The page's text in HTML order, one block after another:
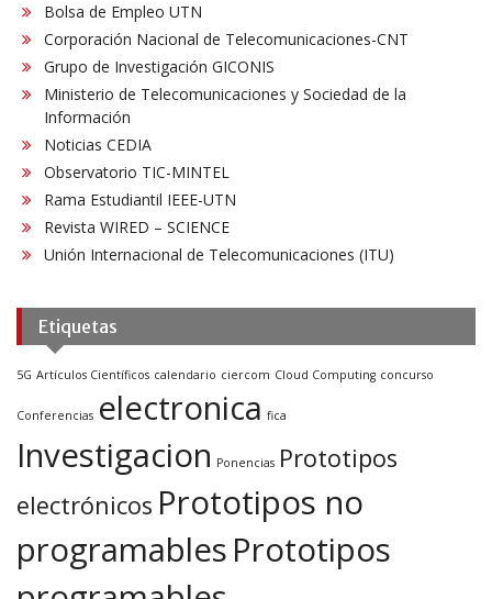
Bolsa de Empleo UTN
Corporación Nacional de Telecomunicaciones-CNT
Grupo de Investigación GICONIS
Ministerio de Telecomunicaciones y Sociedad de la
Información
Noticias CEDIA
Observatorio TIC-MINTEL
Rama Estudiantil IEEE-UTN
Revista WIRED – SCIENCE
Unión Internacional de Telecomunicaciones (ITU)
Etiquetas
5G Artículos Científicos calendario ciercom Cloud Computing concurso
Conferencias electronica fica
Investigacion Ponencias Prototipos
electrónicos Prototipos no
programables Prototipos